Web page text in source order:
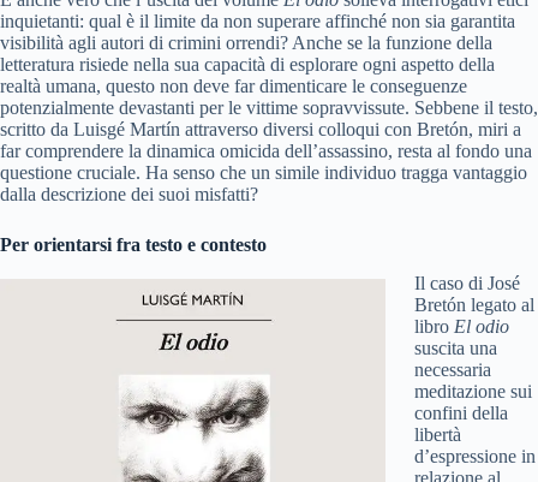
inquietanti: qual è il limite da non superare affinché non sia garantita
visibilità agli autori di crimini orrendi? Anche se la funzione della
letteratura risiede nella sua capacità di esplorare ogni aspetto della
realtà umana, questo non deve far dimenticare le conseguenze
potenzialmente devastanti per le vittime sopravvissute. Sebbene il testo,
scritto da Luisgé Martín attraverso diversi colloqui con Bretón, miri a
far comprendere la dinamica omicida dell’assassino, resta al fondo una
questione cruciale. Ha senso che un simile individuo tragga vantaggio
dalla descrizione dei suoi misfatti?
Per orientarsi fra testo e contesto
Il caso di José
Bretón legato al
libro El odio
suscita una
necessaria
meditazione sui
confini della
libertà
d’espressione in